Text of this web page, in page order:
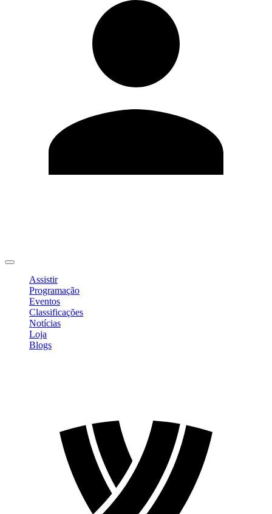
Assistir
Programação
Eventos
Classificações
Notícias
Loja
Blogs